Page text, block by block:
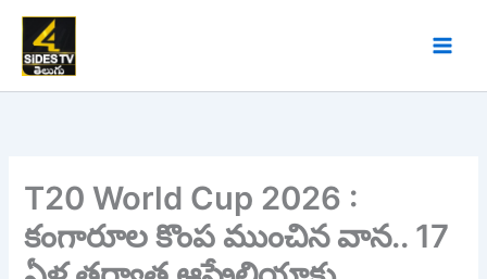
Skip
content
T20 World Cup 2026 :
కంగారూల కొంప ముంచిన వాన.. 17